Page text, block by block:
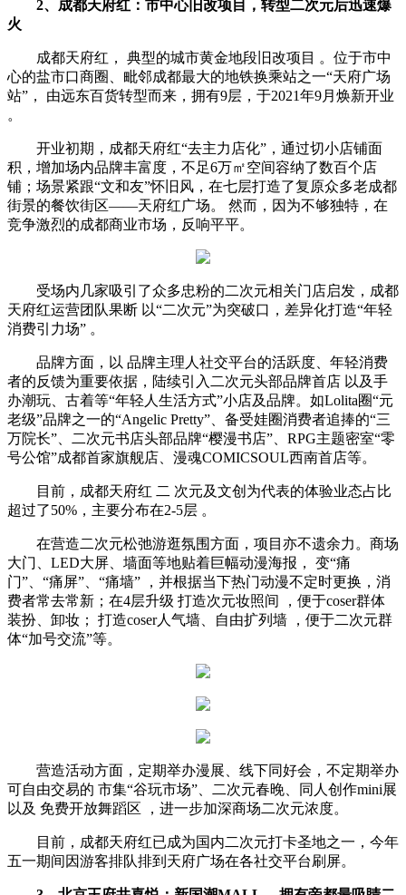
2、成都天府红： 市中心旧改项目，转型二次元后迅速爆
火
成都天府红， 典型的城市黄金地段旧改项目 。位于市中
心的盐市口商圈、毗邻成都最大的地铁换乘站之一“天府广场
站”， 由远东百货转型而来，拥有9层，于2021年9月焕新开业
。
开业初期，成都天府红“去主力店化”，通过切小店铺面
积，增加场内品牌丰富度，不足6万㎡空间容纳了数百个店
铺；场景紧跟“文和友”怀旧风，在七层打造了复原众多老成都
街景的餐饮街区——天府红广场。 然而，因为不够独特，在
竞争激烈的成都商业市场，反响平平。
受场内几家吸引了众多忠粉的二次元相关门店启发，成都
天府红运营团队果断 以“二次元”为突破口，差异化打造“年轻
消费引力场” 。
品牌方面，以 品牌主理人社交平台的活跃度、年轻消费
者的反馈为重要依据，陆续引入二次元头部品牌首店 以及手
办潮玩、古着等“年轻人生活方式”小店及品牌。如Lolita圈“元
老级”品牌之一的“Angelic Pretty”、备受娃圈消费者追捧的“三
万院长”、二次元书店头部品牌“樱漫书店”、RPG主题密室“零
号公馆”成都首家旗舰店、漫魂COMICSOUL西南首店等。
目前，成都天府红 二 次元及文创为代表的体验业态占比
超过了50%，主要分布在2-5层 。
在营造二次元松弛游逛氛围方面，项目亦不遗余力。商场
大门、LED大屏、墙面等地贴着巨幅动漫海报， 变“痛
门”、“痛屏”、“痛墙” ，并根据当下热门动漫不定时更换，消
费者常去常新；在4层升级 打造次元妆照间 ，便于coser群体
装扮、卸妆； 打造coser人气墙、自由扩列墙 ，便于二次元群
体“加号交流”等。
营造活动方面，定期举办漫展、线下同好会，不定期举办
可自由交易的 市集“谷玩市场”、二次元春晚、同人创作mini展
以及 免费开放舞蹈区 ，进一步加深商场二次元浓度。
目前，成都天府红已成为国内二次元打卡圣地之一，今年
五一期间因游客排队排到天府广场在各社交平台刷屏。